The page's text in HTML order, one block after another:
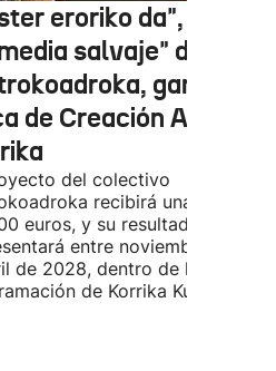
eroriko da", una
salvaje" de
gana la
de Creación AEK-
del colectivo
recibirá una ayuda de
euros, y su resultado final se
entre noviembre de
de 2028, dentro de la
de Korrika Kulturala.